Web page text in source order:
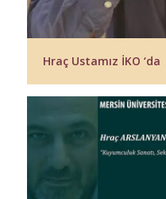
Hraç Ustamız İKO ‘da